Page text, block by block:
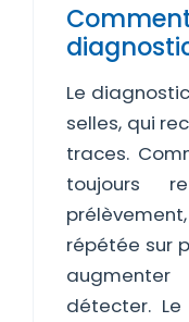
Le
selles, qui
traces.
toujours
répétée sur
détecter.